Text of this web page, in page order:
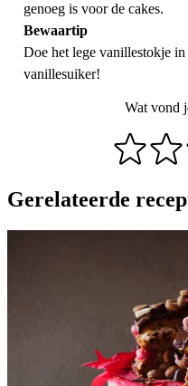
genoeg is voor de cakes.
Bewaartip
Doe het lege vanillestokje
vanillesuiker!
Wat vond
Gerelateerde